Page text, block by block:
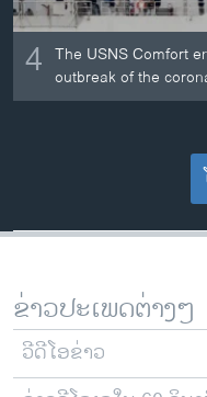
4 The USNS Comfort
outbreak of the
ຂ່າວປະເພດຕ່າງໆ
ວີດີໂອຂ່າວ